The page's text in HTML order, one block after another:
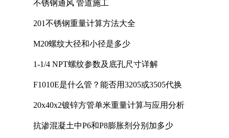
不锈钢通风 管道施工
201不锈钢重量计算方法大全
M20螺纹大径和小径是多少
1-1/4 NPT螺纹参数及底孔尺寸详解
F1010E是什么管？能否用3205或3505代换
20x40x2镀锌方管单米重量计算与应用分析
抗渗混凝土中P6和P8膨胀剂分别加多少